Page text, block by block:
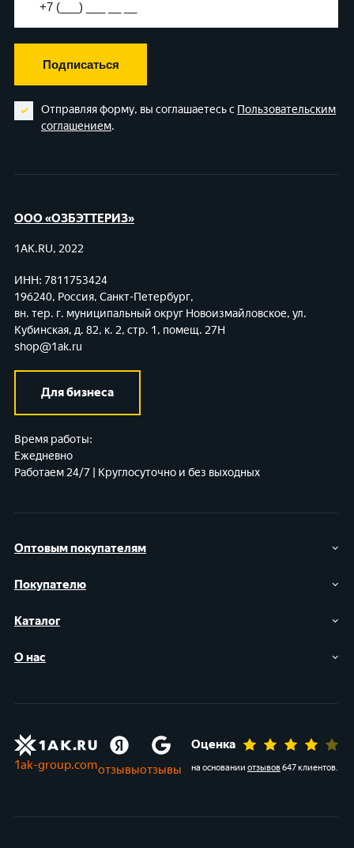
Подписаться
Отправляя форму, вы соглашаетесь с Пользовательским
соглашением.
Оптовым покупателям
Покупателю
Каталог
О нас
ООО «ОЗБЭТТЕРИЗ»
1AK.RU, 2022
ИНН: 7811753424
196240, Россия, Санкт-Петербург,
вн. тер. г. муниципальный округ Новоизмайловское, ул.
Кубинская, д. 82, к. 2, стр. 1, помещ. 27Н
shop@1ak.ru
Для бизнеса
Время работы:
Ежедневно
Работаем 24/7 | Круглосуточно и без выходных
1ak-group.comотзывыотзывы
Оценка
на основании отзывов647 клиентов.